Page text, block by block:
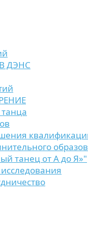
ДЭНС
танец от А до Я»"